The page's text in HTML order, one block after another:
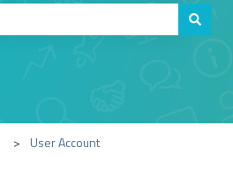
User Account